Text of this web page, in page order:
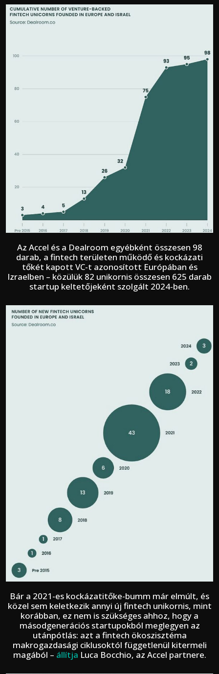
Az Accel és a Dealroom egyébként összesen 98
darab, a fintech területen működő és kockázati
tőkét kapott VC-t azonosított Európában és
Izraelben – közülük 82 unikornis összesen 625 darab
startup keltetőjeként szolgált 2024-ben.
Bár a 2021-es kockázatitőke-bumm már elmúlt, és
közel sem keletkezik annyi új fintech unikornis, mint
korábban, ez nem is szükséges ahhoz, hogy a
másodgenerációs startupokból meglegyen az
utánpótlás: azt a fintech ökoszisztéma
makrogazdasági ciklusoktól függetlenül kitermeli
magából – állítja Luca Bocchio, az Accel partnere.